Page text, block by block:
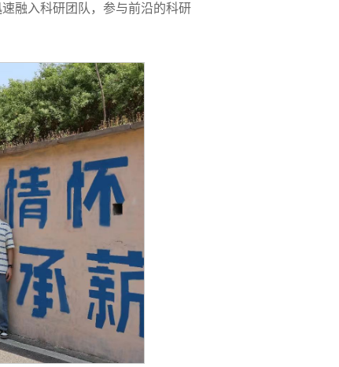
融入科研团队，参与前沿的科研